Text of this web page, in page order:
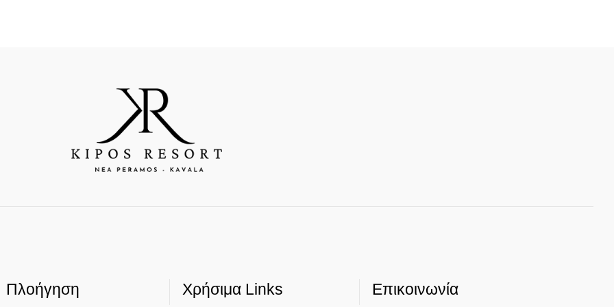
Πλοήγηση Χρήσιμα Links Επικοινωνία